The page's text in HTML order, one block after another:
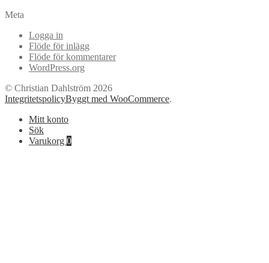
Meta
Logga in
Flöde för inlägg
Flöde för kommentarer
WordPress.org
© Christian Dahlström 2026
IntegritetspolicyByggt med WooCommerce.
Mitt konto
Sök
Varukorg 0